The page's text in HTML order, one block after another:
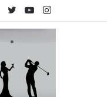
Instagram
YouTube
Twitter